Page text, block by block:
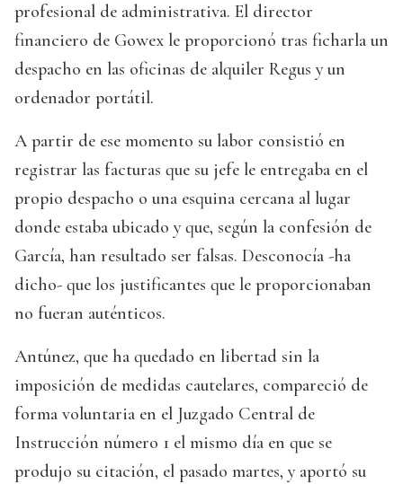
profesional de administrativa. El director
financiero de Gowex le proporcionó tras ficharla un
despacho en las oficinas de alquiler Regus y un
ordenador portátil.
A partir de ese momento su labor consistió en
registrar las facturas que su jefe le entregaba en el
propio despacho o una esquina cercana al lugar
donde estaba ubicado y que, según la confesión de
García, han resultado ser falsas. Desconocía -ha
dicho- que los justificantes que le proporcionaban
no fueran auténticos.
Antúnez, que ha quedado en libertad sin la
imposición de medidas cautelares, compareció de
forma voluntaria en el Juzgado Central de
Instrucción número 1 el mismo día en que se
produjo su citación, el pasado martes, y aportó su